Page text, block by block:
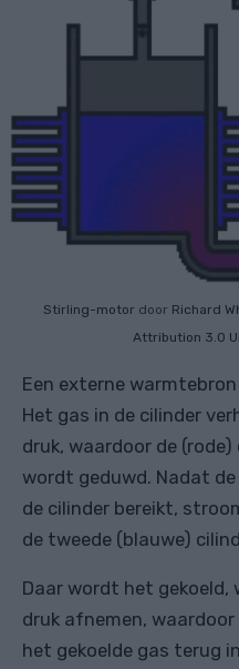
Stirling-motor door Richard
Attribution 3.0
Een externe
Het gas in de cilinder
druk, waardoor de
wordt geduwd. Nadat
de cilinder bereikt,
de tweede (blauwe)
Daar wordt het gekoeld,
druk afnemen,
het gekoelde gas terug